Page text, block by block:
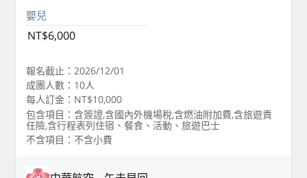
嬰兒
NT$6,000
報名截止：2026/12/01
成團人數：10人
每人訂金：NT$10,000
包含項目：含簽證,含國內外機場稅,含燃油附加費,含旅遊責
任險,含行程表列住宿、餐食、活動、旅遊巴士
不含項目：不含小費